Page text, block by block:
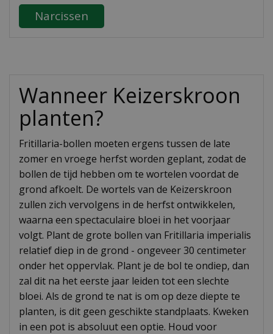
Narcissen
Wanneer Keizerskroon
planten?
Fritillaria-bollen moeten ergens tussen de late
zomer en vroege herfst worden geplant, zodat de
bollen de tijd hebben om te wortelen voordat de
grond afkoelt. De wortels van de Keizerskroon
zullen zich vervolgens in de herfst ontwikkelen,
waarna een spectaculaire bloei in het voorjaar
volgt. Plant de grote bollen van Fritillaria imperialis
relatief diep in de grond - ongeveer 30 centimeter
onder het oppervlak. Plant je de bol te ondiep, dan
zal dit na het eerste jaar leiden tot een slechte
bloei. Als de grond te nat is om op deze diepte te
planten, is dit geen geschikte standplaats. Kweken
in een pot is absoluut een optie. Houd voor